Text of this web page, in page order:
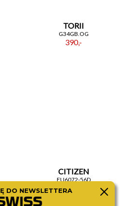
TORII
G34GB.OG
390,-
CITIZEN
EU6072-56D
480,-
DO NEWSLETTERA